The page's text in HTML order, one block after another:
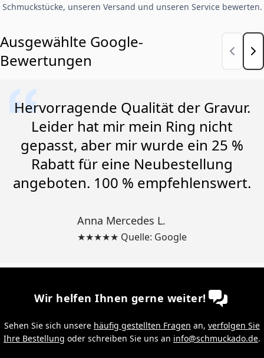
Schmuckstücke, unseren Versand und unseren Service bewerten.
Ausgewählte Google-
Bewertungen
Hervorragende Qualität der Gravur.
Leider hat mir mein Ring nicht
gepasst, aber mir wurde ein 25 %
Rabatt für eine Neubestellung
angeboten. 100 % empfehlenswert.
Anna Mercedes L.
★★★★★ Quelle: Google
Wir helfen Ihnen gerne weiter!
Sehen Sie sich unsere häufig gestellten Fragen an, verfolgen Sie
Ihre Bestellung oder schreiben Sie uns an info@schmuckado.de.